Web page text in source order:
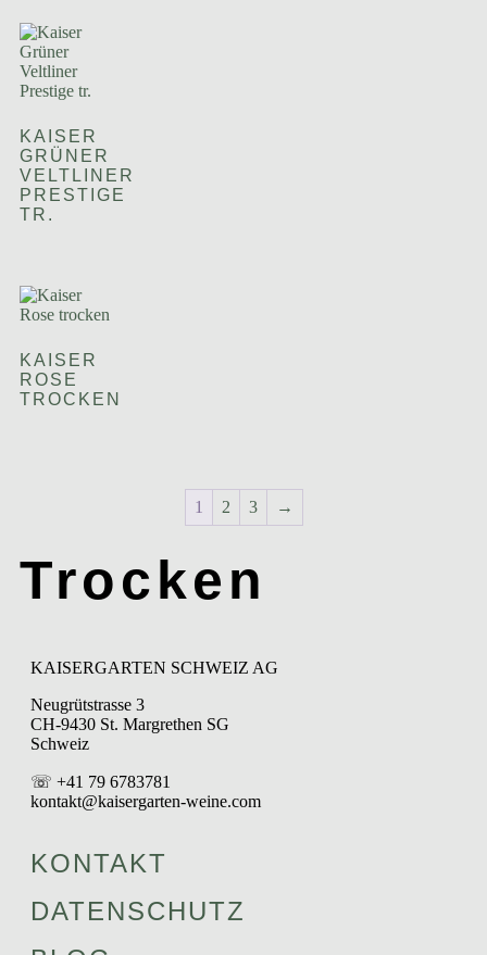
KAISER
GRÜNER
VELTLINER
PRESTIGE
TR.
KAISER
ROSE
TROCKEN
1 2 3 →
Trocken
KAISERGARTEN SCHWEIZ AG
Neugrütstrasse 3
CH-9430 St. Margrethen SG
Schweiz
☏ +41 79 6783781
kontakt@kaisergarten-weine.com
KONTAKT
DATENSCHUTZ